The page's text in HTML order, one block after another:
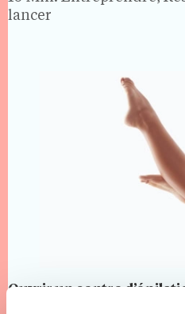
lancer
Ouvrir un centre